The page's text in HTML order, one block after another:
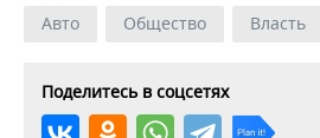
Авто Общество Власть
Поделитесь в соцсетях